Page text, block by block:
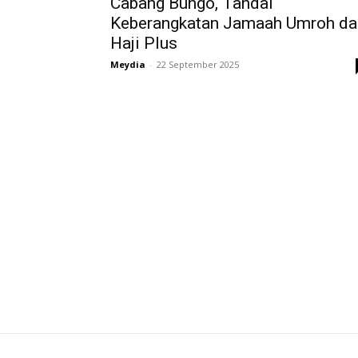
Keberangkatan Jamaah Umroh
Haji Plus
Meydia - 22 September 2025